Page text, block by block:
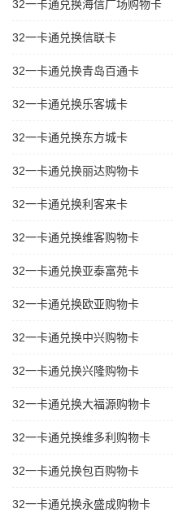
32一卡通兑换海信广场购物卡
32一卡通兑换信联卡
32一卡通兑换青岛百通卡
32一卡通兑换乐客城卡
32一卡通兑换东方城卡
32一卡通兑换丽达购物卡
32一卡通兑换利客来卡
32一卡通兑换维客购物卡
32一卡通兑换亚泰富苑卡
32一卡通兑换欧亚购物卡
32一卡通兑换中兴购物卡
32一卡通兑换兴隆购物卡
32一卡通兑换大福源购物卡
32一卡通兑换维多利购物卡
32一卡通兑换包百购物卡
32一卡通兑换永盛成购物卡